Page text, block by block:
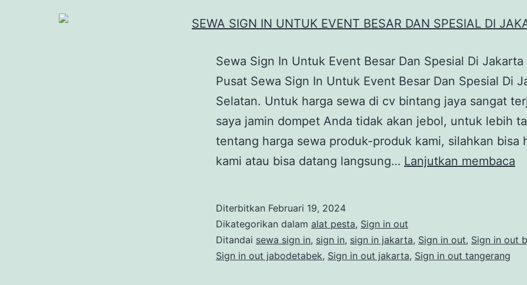
Sewa Sign In Untuk Event Besar Dan Spesial Di Jakarta
Pusat Sewa Sign In Untuk Event Besar Dan Spesial Di
Selatan. Untuk harga sewa di cv bintang jaya sangat
saya jamin dompet Anda tidak akan jebol, untuk lebih
tentang harga sewa produk-produk kami, silahkan bisa
kami atau bisa datang langsung… Lanjutkan membaca
Diterbitkan Februari 19, 2024
Dikategorikan dalam alat pesta, Sign in out
Ditandai sewa sign in, sign in, sign in jakarta, Sign in out, Sign in out
Sign in out jabodetabek, Sign in out jakarta, Sign in out tangerang